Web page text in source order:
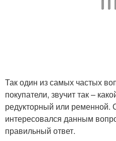
Так один из самых частых
покупатели, звучит так –
редукторный или ременной.
интересовался данным
правильный ответ.